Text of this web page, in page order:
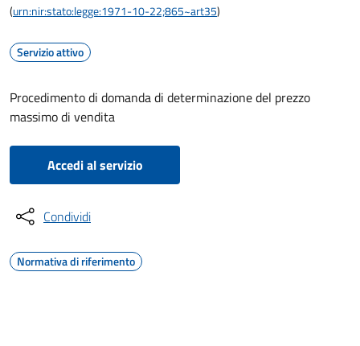
(urn:nir:stato:legge:1971-10-22;865~art35)
Servizio attivo
Procedimento di domanda di determinazione del prezzo
massimo di vendita
Accedi al servizio
Condividi
Normativa di riferimento